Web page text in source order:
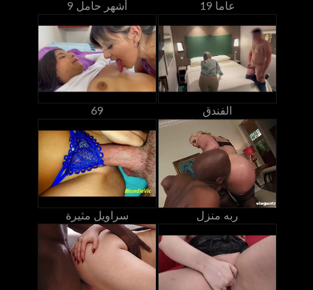
9 أشهر حامل 19 عاما
69 الفندق
سراويل مثيرة ربه منزل